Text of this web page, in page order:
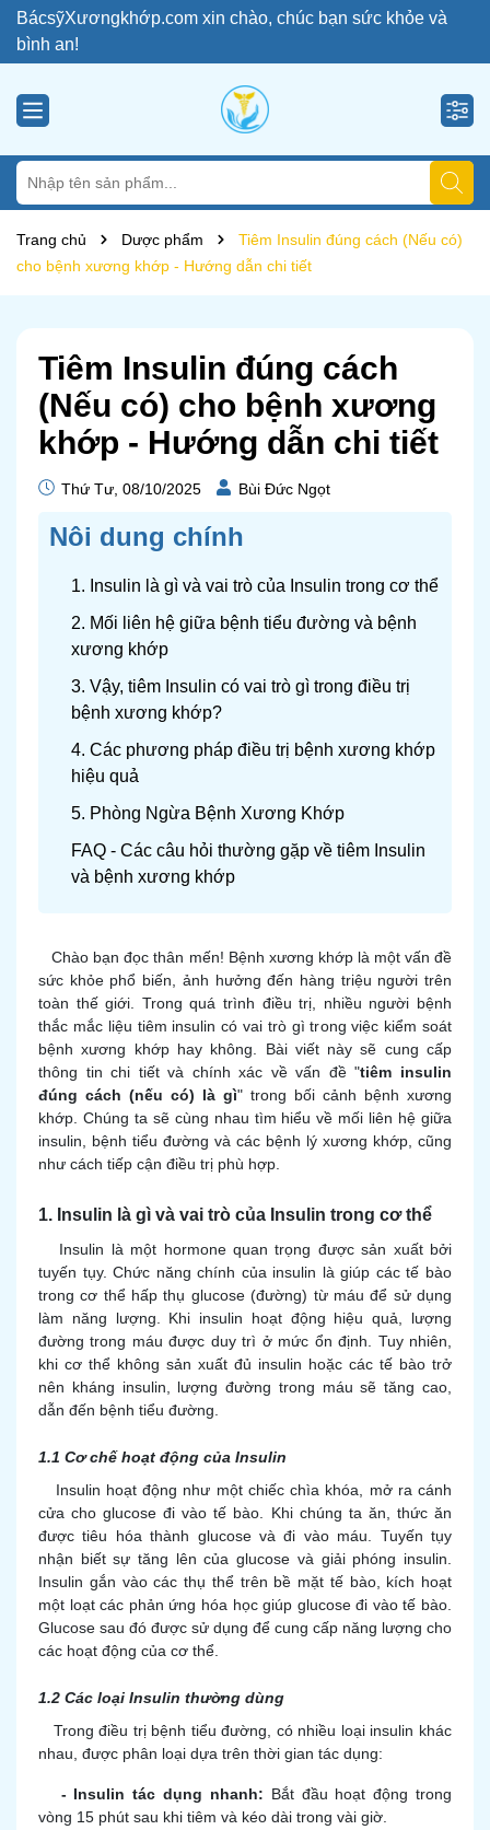
BácsỹXươngkhớp.com xin chào, chúc bạn sức khỏe và
bình an!
Trang chủ Dược phẩm
Tiêm Insulin đúng cách (Nếu có)
cho bệnh xương khớp - Hướng dẫn chi tiết
Tiêm Insulin đúng cách
(Nếu có) cho bệnh xương
khớp - Hướng dẫn chi tiết
Thứ Tư, 08/10/2025 Bùi Đức Ngọt
Nôi dung chính
1. Insulin là gì và vai trò của Insulin trong cơ thể
2. Mối liên hệ giữa bệnh tiểu đường và bệnh
xương khớp
3. Vậy, tiêm Insulin có vai trò gì trong điều trị
bệnh xương khớp?
4. Các phương pháp điều trị bệnh xương khớp
hiệu quả
5. Phòng Ngừa Bệnh Xương Khớp
FAQ - Các câu hỏi thường gặp về tiêm Insulin
và bệnh xương khớp
Chào bạn đọc thân mến! Bệnh xương khớp là một vấn đề
sức khỏe phổ biến, ảnh hưởng đến hàng triệu người trên
toàn thế giới. Trong quá trình điều trị, nhiều người bệnh
thắc mắc liệu tiêm insulin có vai trò gì trong việc kiểm soát
bệnh xương khớp hay không. Bài viết này sẽ cung cấp
thông tin chi tiết và chính xác về vấn đề "tiêm insulin
đúng cách (nếu có) là gì" trong bối cảnh bệnh xương
khớp. Chúng ta sẽ cùng nhau tìm hiểu về mối liên hệ giữa
insulin, bệnh tiểu đường và các bệnh lý xương khớp, cũng
như cách tiếp cận điều trị phù hợp.
1. Insulin là gì và vai trò của Insulin trong cơ thể
Insulin là một hormone quan trọng được sản xuất bởi
tuyến tụy. Chức năng chính của insulin là giúp các tế bào
trong cơ thể hấp thụ glucose (đường) từ máu để sử dụng
làm năng lượng. Khi insulin hoạt động hiệu quả, lượng
đường trong máu được duy trì ở mức ổn định. Tuy nhiên,
khi cơ thể không sản xuất đủ insulin hoặc các tế bào trở
nên kháng insulin, lượng đường trong máu sẽ tăng cao,
dẫn đến bệnh tiểu đường.
1.1 Cơ chế hoạt động của Insulin
Insulin hoạt động như một chiếc chìa khóa, mở ra cánh
cửa cho glucose đi vào tế bào. Khi chúng ta ăn, thức ăn
được tiêu hóa thành glucose và đi vào máu. Tuyến tụy
nhận biết sự tăng lên của glucose và giải phóng insulin.
Insulin gắn vào các thụ thể trên bề mặt tế bào, kích hoạt
một loạt các phản ứng hóa học giúp glucose đi vào tế bào.
Glucose sau đó được sử dụng để cung cấp năng lượng cho
các hoạt động của cơ thể.
1.2 Các loại Insulin thường dùng
Trong điều trị bệnh tiểu đường, có nhiều loại insulin khác
nhau, được phân loại dựa trên thời gian tác dụng:
- Insulin tác dụng nhanh: Bắt đầu hoạt động trong
vòng 15 phút sau khi tiêm và kéo dài trong vài giờ.